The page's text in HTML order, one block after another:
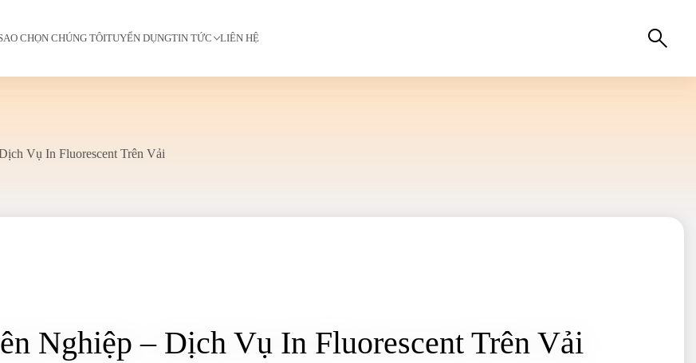
CHỌN CHÚNG TÔITUYỂN DỤNGTIN TỨC LIÊN HỆ
Vụ In Fluorescent Trên Vải
Nghiệp – Dịch Vụ In Fluorescent Trên Vải